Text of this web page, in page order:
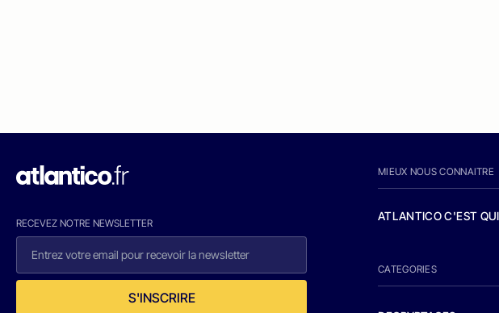
RECEVEZ NOTRE NEWSLETTER
S'INSCRIRE
MIEUX NOUS CONNAITRE
ATLANTICO C'EST
CATEGORIES